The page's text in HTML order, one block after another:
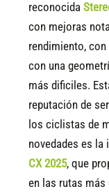
reconocida
con mejoras
rendimiento,
con una
más dificiles.
reputación de
los ciclistas de
novedades es la
CX 2025, que
en las rutas más